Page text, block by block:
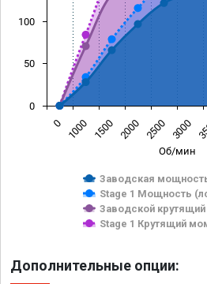
Об/мин
Заводская
Stage 1 Мощность
Заводской
Stage 1 Крутящий
0 1000 1500 2000 2500 3000
0
50
100
Дополнительные опции: